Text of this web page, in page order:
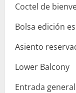
Coctel de
Bolsa edición
Asiento
Lower Balcony
Entrada general